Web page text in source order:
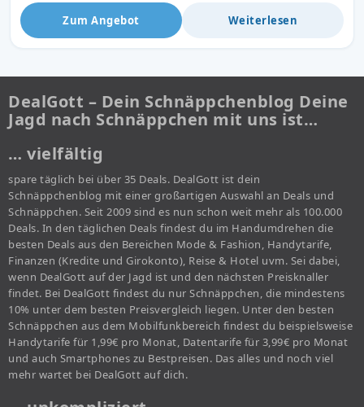
Zum Angebot Weiterlesen
DealGott – Dein Schnäppchenblog Deine
Jagd nach Schnäppchen mit uns ist…
… vielfältig
spare täglich bei über 35 Deals. DealGott ist dein
Schnäppchenblog mit einer großartigen Auswahl an Deals und
Schnäppchen. Seit 2009 sind es nun schon weit mehr als 100.000
Deals. In den täglichen Deals findest du im Handumdrehen die
besten Deals aus den Bereichen Mode & Fashion, Handytarife,
Finanzen (Kredite und Girokonto), Reise & Hotel uvm. Sei dabei,
wenn DealGott auf der Jagd ist und den nächsten Preisknaller
findet. Bei DealGott findest du nur Schnäppchen, die mindestens
10% unter dem besten Preisvergleich liegen. Unter den besten
Schnäppchen aus dem Mobilfunkbereich findest du beispielsweise
Handytarife für 1,99€ pro Monat, Datentarife für 3,99€ pro Monat
und auch Smartphones zu Bestpreisen. Das alles und noch viel
mehr wartet bei DealGott auf dich.